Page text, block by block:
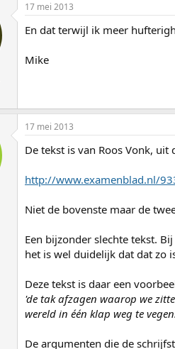
17 mei 2013
En dat terwijl ik meer
Mike
17 mei 2013
De tekst is van Roos Vonk,
http://www.examenblad.nl/
Niet de bovenste maar de
Een bijzonder slechte tekst.
het is wel duidelijk dat dat zo
Deze tekst is daar een
'de tak afzagen waarop we
wereld in één klap weg te
De argumenten die de